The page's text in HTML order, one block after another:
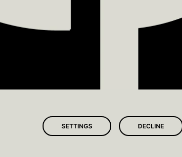
SETTINGS DECLINE